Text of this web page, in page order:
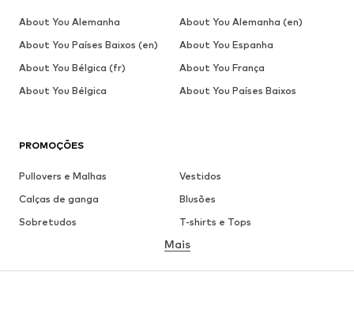
PROMOÇÕES
Pullovers e Malhas
Vestidos
Calças de ganga
Blusões
Sobretudos
T-shirts e Tops
Roupa interior
Saias
Blusas e Túnicas
Mais
About You Alemanha
About You Alemanha (en)
About You Países Baixos (en)
About You Espanha
About You Bélgica (fr)
About You França
About You Bélgica
About You Países Baixos